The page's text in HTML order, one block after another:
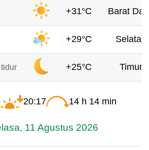
+31°C Barat
+29°C
+25°C Timur,
20:17 14 h 14 min
11 Agustus 2026